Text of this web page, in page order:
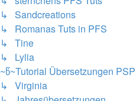
↳ Sandcreations
↳ Romanas Tuts in PFS
↳ Tine
↳ Lylia
~წ~Tutorial Übersetzungen
↳ Virginia